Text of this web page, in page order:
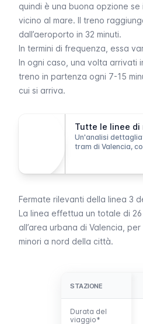
quindi è una buona opzione
vicino al mare. Il treno
dall’aeroporto in 32 minuti.
In termini di frequenza, essa
In ogni caso, una volta arrivati
treno in partenza ogni 7-15
cui si arriva.
Un'analisi
tram di Valencia,
Fermate rilevanti della linea 3
La linea effettua un totale di
all’area urbana di Valencia,
minori a nord della città.
STAZIONE
Durata del
viaggio*
STAZIONE
Durata del
viaggio*